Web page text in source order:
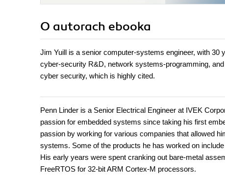
O autorach ebooka
Jim Yuill is a senior computer-systems engineer, with
cyber-security R&D, network systems-programming,
cyber security, which is highly cited.
Penn Linder is a Senior Electrical Engineer at IVEK
passion for embedded systems since taking his first
passion by working for various companies that allowed
systems. Some of the products he has worked on
His early years were spent cranking out bare-metal
FreeRTOS for 32-bit ARM Cortex-M processors.